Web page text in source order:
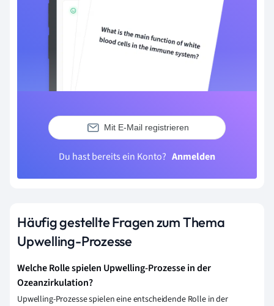
Mit E-Mail registrieren
Du hast bereits ein Konto? Anmelden
Häufig gestellte Fragen zum Thema
Upwelling-Prozesse
Welche Rolle spielen Upwelling-Prozesse in der
Ozeanzirkulation?
Upwelling-Prozesse spielen eine entscheidende Rolle in der